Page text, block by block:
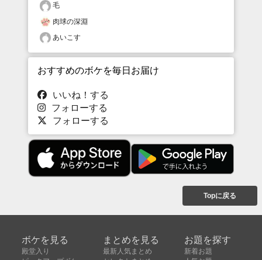
毛
肉球の深淵
あいこす
おすすめのボケを毎日お届け
いいね！する
フォローする
フォローする
Topに戻る
ボケを見る
殿堂入り
まとめを見る
最新人気まとめ
お題を探す
新着お題